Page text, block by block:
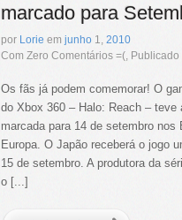
marcado para
por Lorie em junho 1, 2010
Com Zero Comentários =(,
Os fãs já podem comemorar! O
do Xbox 360 – Halo: Reach – teve
marcada para 14 de setembro nos
Europa. O Japão receberá o jogo
15 de setembro. A produtora da
o [...]